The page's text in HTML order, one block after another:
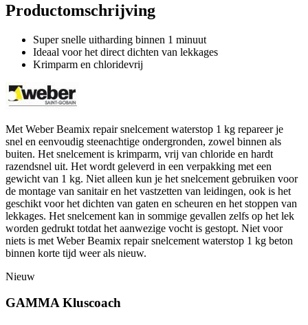
Productomschrijving
Super snelle uitharding binnen 1 minuut
Ideaal voor het direct dichten van lekkages
Krimparm en chloridevrij
Met Weber Beamix repair snelcement waterstop 1 kg repareer je
snel en eenvoudig steenachtige ondergronden, zowel binnen als
buiten. Het snelcement is krimparm, vrij van chloride en hardt
razendsnel uit. Het wordt geleverd in een verpakking met een
gewicht van 1 kg. Niet alleen kun je het snelcement gebruiken voor
de montage van sanitair en het vastzetten van leidingen, ook is het
geschikt voor het dichten van gaten en scheuren en het stoppen van
lekkages. Het snelcement kan in sommige gevallen zelfs op het lek
worden gedrukt totdat het aanwezige vocht is gestopt. Niet voor
niets is met Weber Beamix repair snelcement waterstop 1 kg beton
binnen korte tijd weer als nieuw.
Nieuw
GAMMA Kluscoach